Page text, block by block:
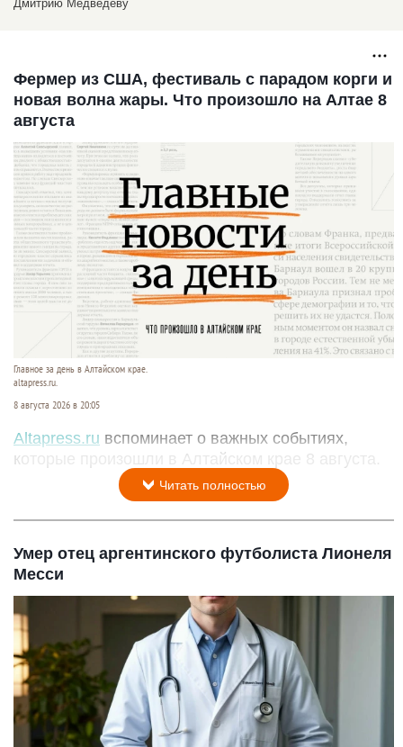
Фермер из США, фестиваль с парадом корги и
новая волна жары. Что произошло на Алтае 8
августа
Главное за день в Алтайском крае.
altapress.ru.
8 августа 2026 в 20:05
Altapress.ru вспоминает о важных событиях,
которые произошли в Алтайском крае 8 августа.
Читать полностью
Умер отец аргентинского футболиста Лионеля
Месси